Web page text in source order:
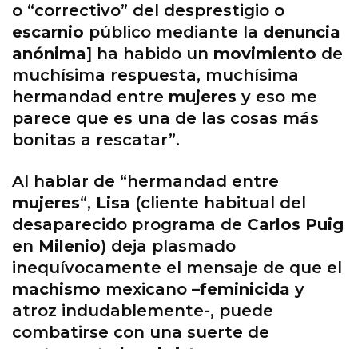
o “correctivo” del desprestigio o
escarnio público mediante la denuncia
anónima] ha habido un movimiento de
muchísima respuesta, muchísima
hermandad entre mujeres y eso me
parece que es una de las cosas más
bonitas a rescatar”.
Al hablar de “hermandad entre
mujeres“, Lisa (cliente habitual del
desaparecido programa de Carlos Puig
en Milenio) deja plasmado
inequívocamente el mensaje de que el
machismo mexicano –feminicida y
atroz indudablemente-, puede
combatirse con una suerte de